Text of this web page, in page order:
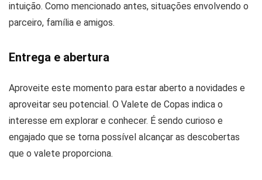
intuição. Como mencionado antes, situações envolvendo o
parceiro, família e amigos.
Entrega e abertura
Aproveite este momento para estar aberto a novidades e
aproveitar seu potencial. O Valete de Copas indica o
interesse em explorar e conhecer. É sendo curioso e
engajado que se torna possível alcançar as descobertas
que o valete proporciona.